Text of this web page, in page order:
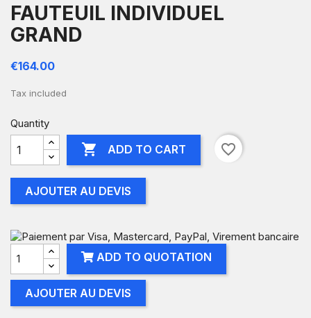
FAUTEUIL INDIVIDUEL
GRAND
€164.00
Tax included
Quantity
 ADD TO CART favorite_border
AJOUTER AU DEVIS
ADD TO QUOTATION
AJOUTER AU DEVIS